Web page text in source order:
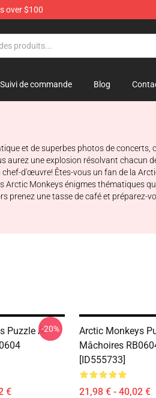
over $100
Suivi de commande Blog
et de superbes photos de
une explosion résolvant chacun
d'œuvre! Êtes-vous un fan de la
Monkeys énigmes thématiques
prenez une tasse de café et préparez-
Puzzle À
€
-20%
Arctic Monkeys
Mâchoires
[ID555733]
21,98 € - 40,02 €